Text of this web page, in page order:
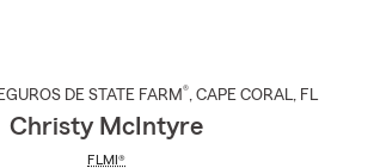
DE STATE FARM®, CAPE CORAL, FL
Christy McIntyre
FLMI®